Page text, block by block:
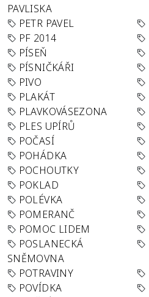
PAVLISKA
PETR PAVEL
PF 2014
PÍSEŇ
PÍSNIČKÁŘI
PIVO
PLAKÁT
PLAVKOVÁSEZONA
PLES UPÍRŮ
POČASÍ
POHÁDKA
POCHOUTKY
POKLAD
POLÉVKA
POMERANČ
POMOC LIDEM
POSLANECKÁ
SNĚMOVNA
POTRAVINY
POVÍDKA